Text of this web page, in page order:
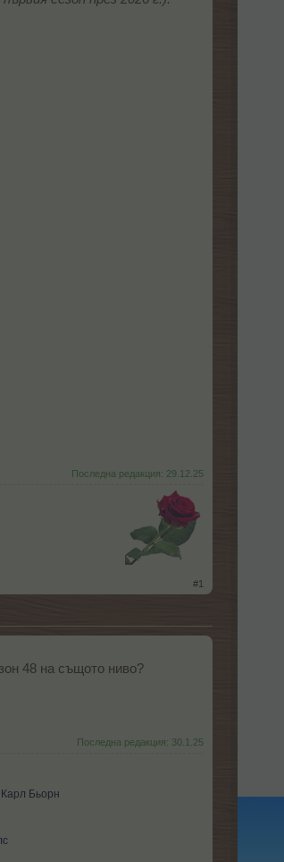
Последна редакция: 29.12.25
#1
48 на същото ниво?
Последна редакция: 30.1.25
Бьорн